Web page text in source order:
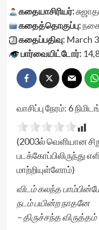
கதையாசிரியர்:
கதைத்தொகுப்பு:
கதைப்பதிவு:March
பார்வையிட்டோர்:
வாசிப்பு நேரம்: 6
(2003ல் வெளியான
படக்கோப்பிலிருந்து
மாற்றியுள்ளோம்)
விடம் கலந்த
நடம் பயின்ற நாதனே
– திருச்சந்த விருத்தம்